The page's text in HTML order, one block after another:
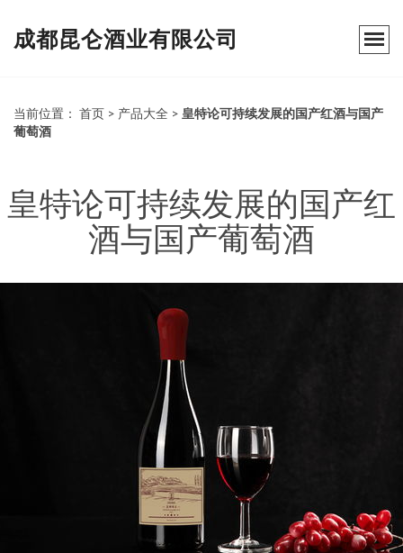
成都昆仑酒业有限公司
当前位置： 首页 > 产品大全 > 皇特论可持续发展的国产红酒与国产
葡萄酒
皇特论可持续发展的国产红
酒与国产葡萄酒